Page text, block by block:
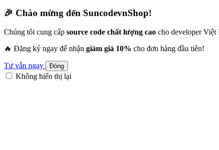
🎉 Chào mừng đến SuncodevnShop!
Chúng tôi cung cấp source code chất lượng cao cho developer Việt
🔥 Đăng ký ngay để nhận giảm giá 10% cho đơn hàng đầu tiên!
Tư vẫn ngay Đóng
Không hiển thị lại